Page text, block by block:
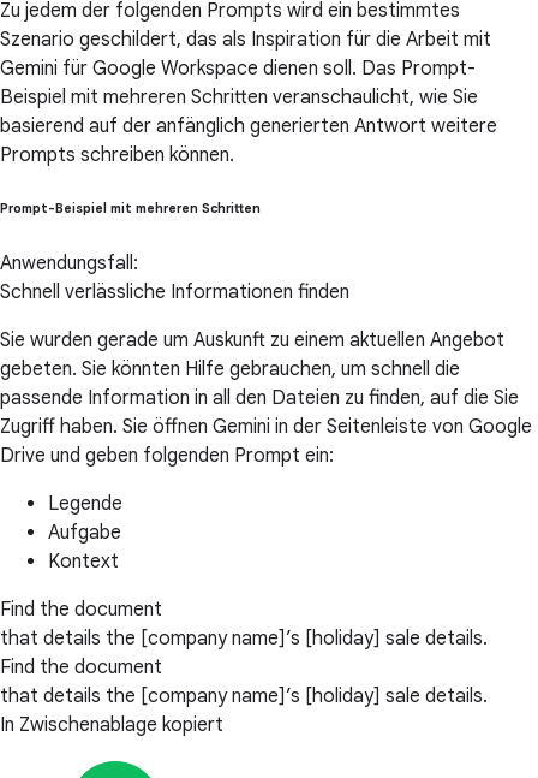
Zu jedem der folgenden Prompts wird ein bestimmtes
Szenario geschildert, das als Inspiration für die Arbeit mit
Gemini für Google Workspace dienen soll. Das Prompt-
Beispiel mit mehreren Schritten veranschaulicht, wie Sie
basierend auf der anfänglich generierten Antwort weitere
Prompts schreiben können.
Prompt-Beispiel mit mehreren Schritten
Anwendungsfall:
Schnell verlässliche Informationen finden
Sie wurden gerade um Auskunft zu einem aktuellen Angebot
gebeten. Sie könnten Hilfe gebrauchen, um schnell die
passende Information in all den Dateien zu finden, auf die Sie
Zugriff haben. Sie öffnen Gemini in der Seitenleiste von Google
Drive und geben folgenden Prompt ein:
Legende
Aufgabe
Kontext
Find the document
that details the [company name]’s [holiday] sale details.
Find the document
that details the [company name]’s [holiday] sale details.
In Zwischenablage kopiert